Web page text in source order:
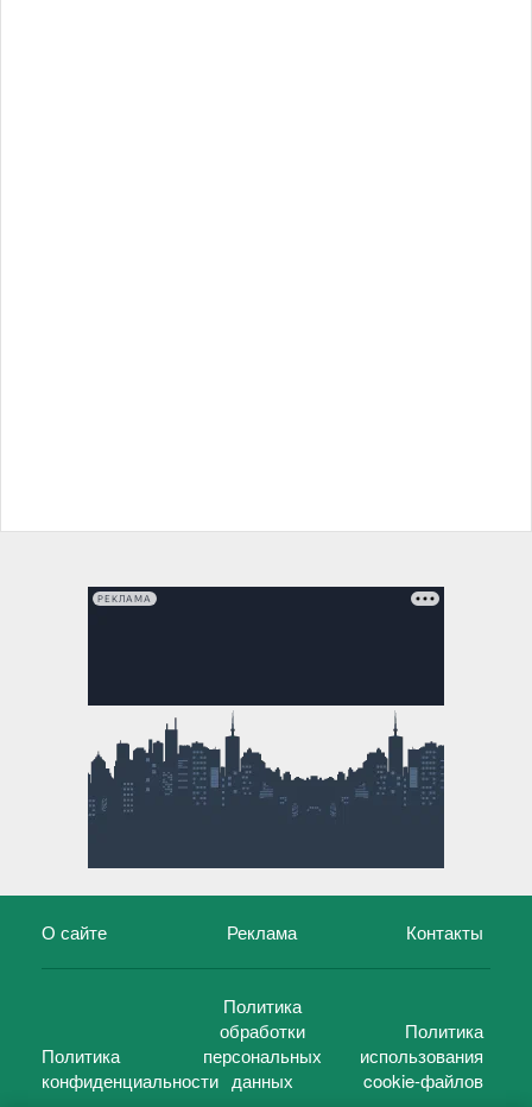
РЕКЛАМА
О сайте Реклама Контакты
Политика
конфиденциальности
Политика
обработки
персональных
данных
Политика
использования
cookie-файлов